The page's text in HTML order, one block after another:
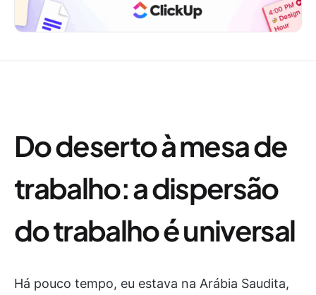
Do deserto à mesa de
trabalho: a dispersão
do trabalho é universal
Há pouco tempo, eu estava na Arábia Saudita,